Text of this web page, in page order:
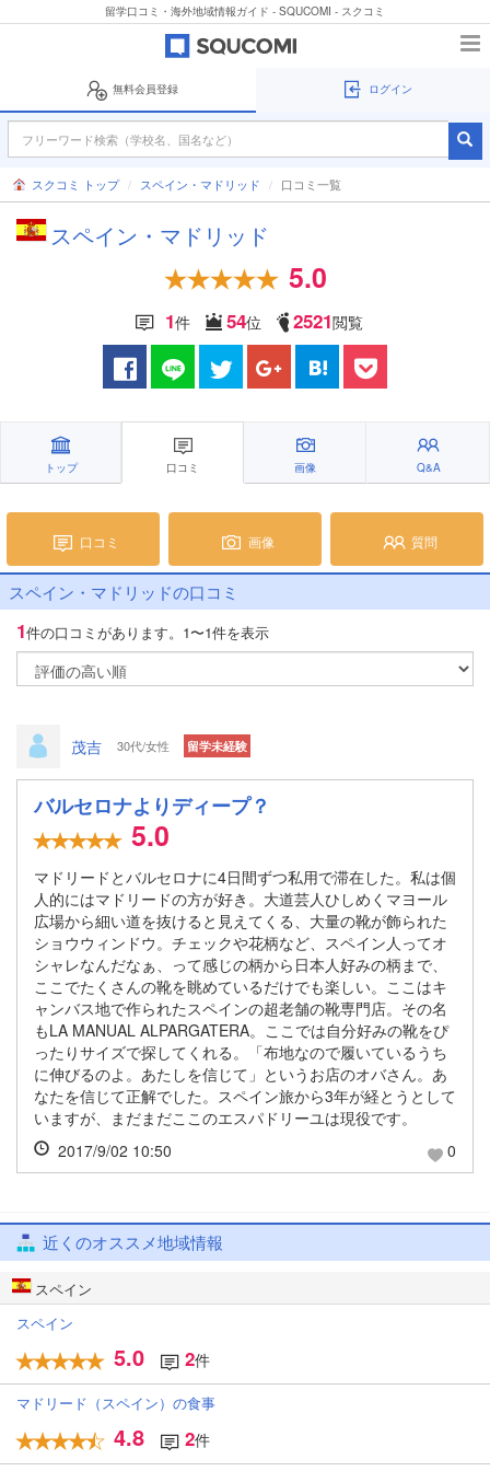
留学口コミ・海外地域情報ガイド - SQUCOMI - スクコミ
無料会員登録 ログイン
スクコミ トップ スペイン・マドリッド 口コミ一覧
スペイン・マドリッド
5.0
1件 54位 2521閲覧
トップ 口コミ 画像 Q&A
口コミ 画像 質問
スペイン・マドリッドの口コミ
1件の口コミがあります。 1〜1件を表示
茂吉 30代/女性 留学未経験
バルセロナよりディープ？
5.0
マドリードとバルセロナに4日間ずつ私用で滞在した。私は個
人的にはマドリードの方が好き。大道芸人ひしめくマヨール
広場から細い道を抜けると見えてくる、大量の靴が飾られた
ショウウィンドウ。チェックや花柄など、スペイン人ってオ
シャレなんだなぁ、って感じの柄から日本人好みの柄まで、
ここでたくさんの靴を眺めているだけでも楽しい。ここはキ
ャンバス地で作られたスペインの超老舗の靴専門店。その名
もLA MANUAL ALPARGATERA。ここでは自分好みの靴をぴ
ったりサイズで探してくれる。「布地なので履いているうち
に伸びるのよ。あたしを信じて」というお店のオバさん。あ
なたを信じて正解でした。スペイン旅から3年が経とうとして
いますが、まだまだここのエスパドリーユは現役です。
2017/9/02 10:50
0
近くのオススメ地域情報
スペイン
スペイン
5.0 2件
マドリード（スペイン）の食事
4.8 2件